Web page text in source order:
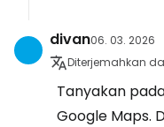
divan06. 03. 2026
Diterjemahkan
Tanyakan
Google Maps.